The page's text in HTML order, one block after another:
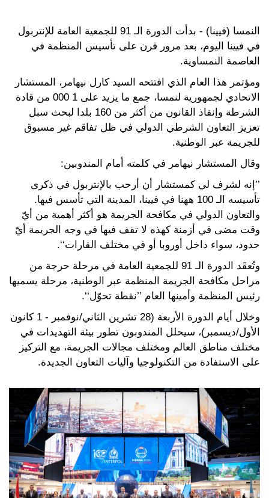
النمسا (فيينا) - بدأت الدورة الـ 91 للجمعية العامة للإنتربول
في فيينا اليوم، بعد مرور قرن على تأسيس المنظمة في
العاصمة النمساوية.
ومؤتمر هذا العام الذي افتتحه السيد كارل نيهامر، المستشار
الاتحادي لجمهورية لنمسا، جمع ما يزيد على 1 000 من قادة
الشرطة وإنفاذ القانون من أكثر من 160 بلدا لبحث سبل
تعزيز التعاون الشرطي الدولي في ظل تفاقم غير مسبوق
للجريمة عبر الوطنية.
وقال المستشار نيهامر في كلمته أمام المندوبين:
’’إنه لشرف لي كمستشار أن أرحب بالإنتربول في ذكرى
تأسيسه الـ 100 ههنا في فيينا، المدينة التي تأسس فيها.
والتعاون الدولي في مكافحة الجريمة هو أكثر أهمية من أيّ
وقت مضى في أزمنة كهذه لا تقف فيها في وجه الجريمة أيّ
حدود، سواء داخل أوروبا أو في مختلف القارات‘‘.
وتُعقَد الدورة الـ 91 للجمعية العامة في مرحلة حرجة من
مراحل مكافحة الجريمة المنظمة عبر الوطنية، مرحلة يسميها
رئيس المنظمة وأمينها العام ’’نقطة تحوّل‘‘.
وخلال أيام الدورة الأربعة (28 تشرين الثاني/نوفمبر - 1 كانون
الأول/ديسمبر)، سيحلل المندوبون تطور بيئة التهديدات في
مختلف مناطق العالم ومختلف مجالات الجريمة، مع التركيز
على الاستفادة من التكنولوجيا وآليات التعاون الجديدة.